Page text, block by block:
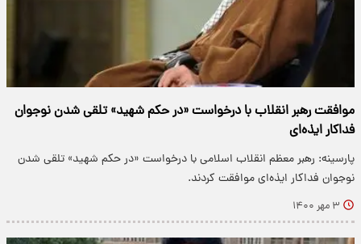
موافقت رهبر انقلاب با درخواست «در حکم شهید» تلقی شدن نوجوان
فداکار ایذه‌ای
پارسینه: رهبر معظم انقلاب اسلامی با درخواست «در حکم شهید» تلقی شدن
نوجوان فداکار ایذه‌ای موافقت کردند.
۳ مهر ۱۴۰۰